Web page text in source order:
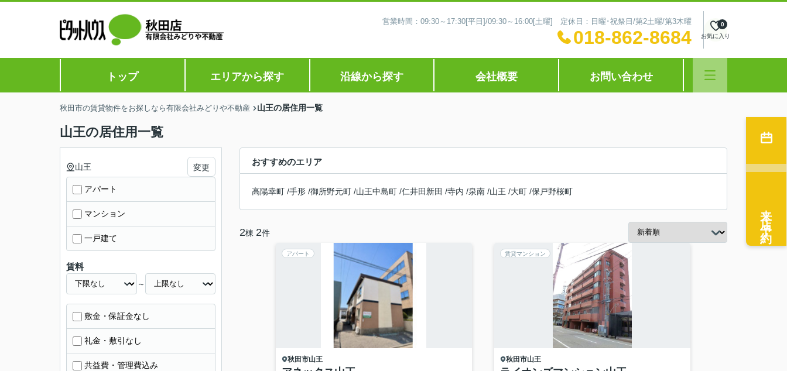
営業時間：09:30～17:30[平日]/09:30～16:00[土曜] 定休日：日曜･祝祭日/第2土曜/第3木曜
018-862-8684 お気に入り
0
トップ エリアから探す 沿線から探す 会社概要 お問い合わせ
秋田市の賃貸物件をお探しなら有限会社みどりや不動産 山王の居住用一覧
山王の居住用一覧
おすすめのエリア
高陽幸町 /手形 /御所野元町 /山王中島町 /仁井田新田 /寺内 /泉南 /山王 /大町 /保戸野桜町
2棟 2件
アパート
秋田市山王
賃貸マンション
秋田市山王
山王 変更
アパート
マンション
一戸建て
賃料
～
敷金・保証金なし
礼金・敷引なし
共益費・管理費込み
来店予約